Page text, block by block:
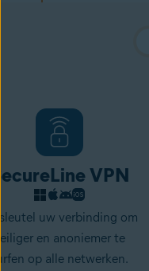
VPN
uw verbinding om
en anoniemer te
op alle netwerken.